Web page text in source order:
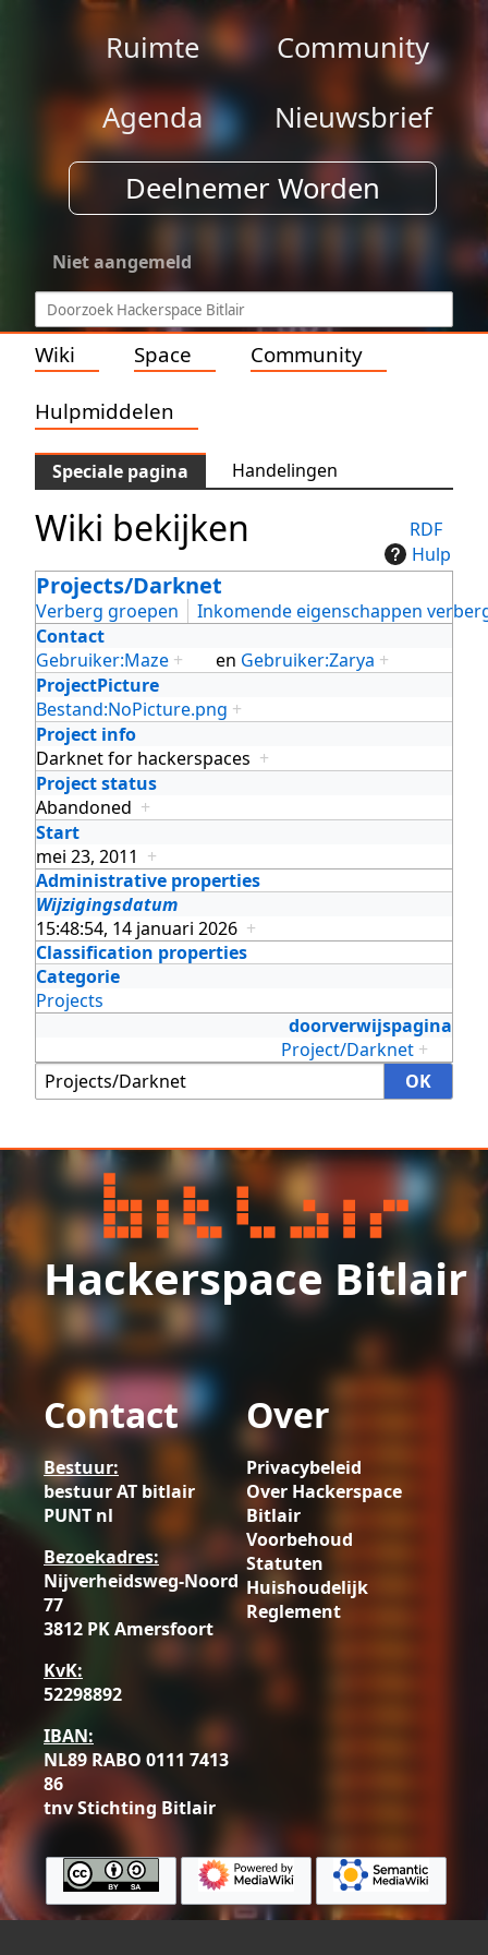
Ruimte
Community
Agenda
Nieuwsbrief
Deelnemer Worden
Niet aangemeld
Wiki Space Community
Hulpmiddelen
Speciale pagina Handelingen
RDF
Hulp
Wiki bekijken
Projects/Darknet
Verberg groepen
Inkomende eigenschappen
Contact
Gebruiker:Maze + en Gebruiker:Zarya +
ProjectPicture
Bestand:NoPicture.png +
Project info
Darknet for hackerspaces +
Project status
Abandoned +
Start
mei 23, 2011 +
Administrative properties
Wijzigingsdatum
15:48:54, 14 januari 2026 +
Classification properties
Categorie
Projects
doorverwijspagina
Project/Darknet +
Hackerspace Bitlair
Contact
Bestuur:
bestuur AT bitlair
PUNT nl
Bezoekadres:
Nijverheidsweg-Noord
77
3812 PK Amersfoort
KvK:
52298892
IBAN:
NL89 RABO 0111 7413
86
tnv Stichting Bitlair
Over
Privacybeleid
Over Hackerspace
Bitlair
Voorbehoud
Statuten
Huishoudelijk
Reglement